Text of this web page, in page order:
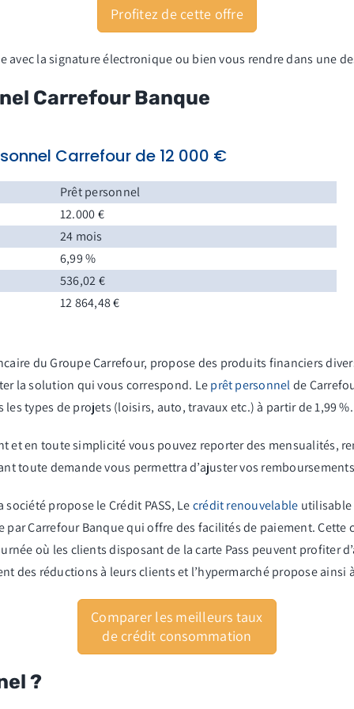
Profitez de cette offre
avec la signatureélectroniqueou bien vous rendre dans une
Carrefour Banque
Carrefour de 12 000 €
Prêt personnel
12.000 €
24 mois
6,99 %
536,02 €
12 864,48 €
du Groupe Carrefour, propose des produits financiers
la solution qui vous correspond. Leprêt personnelde
types de projets (loisirs, auto, travaux etc.) à partir de 1,99 %.
et en toute simplicité vous pouvez reporter des mensualités,
toute demande vous permettra d’ajuster vos
propose le Crédit PASS, Lecrédit renouvelable utilisable
Carrefour Banque qui offre des facilités de paiement.
où les clients disposant de la carte Pass peuvent profiter
des réductions à leurs clients et l’hypermarché propose ainsi
Comparer les meilleurs taux
de crédit consommation
?